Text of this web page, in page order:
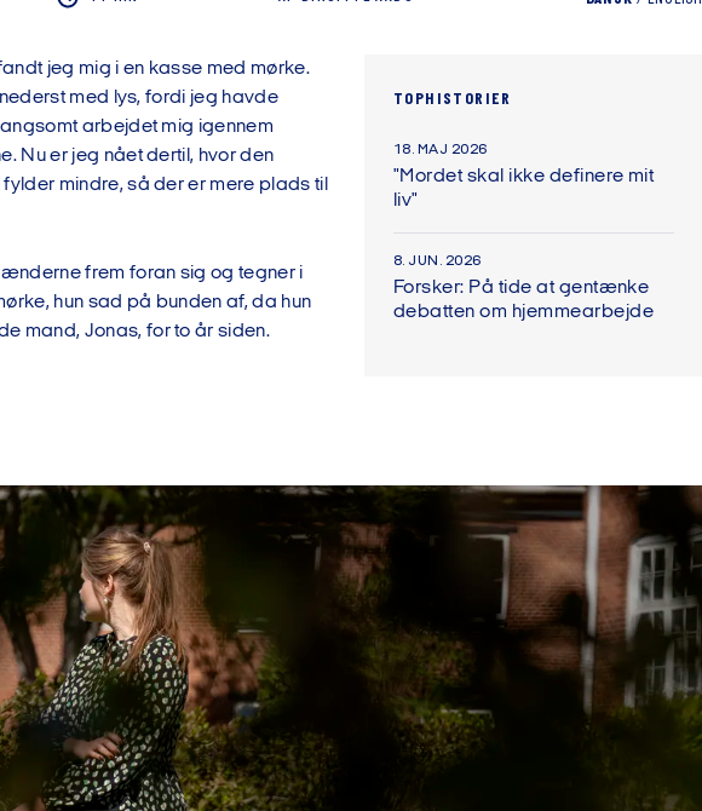
jeg mig i en kasse med mørke.
med lys, fordi jeg havde
arbejdet mig igennem
Nu er jeg nået dertil, hvor den
mindre, så der er mere plads til
frem foran sig og tegner i
hun sad på bunden af, da hun
mand, Jonas, for to år siden.
TOPHISTORIER
18. MAJ 2026
"Mordet skal ikke definere mit
liv"
8. JUN. 2026
Forsker: På tide at gentænke
debatten om hjemmearbejde